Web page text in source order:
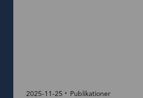
2025-11-25 Publikationer